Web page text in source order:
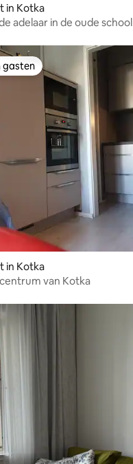
in Kotka
adelaar in de oude school
gasten
gasten
in Kotka
van Kotka